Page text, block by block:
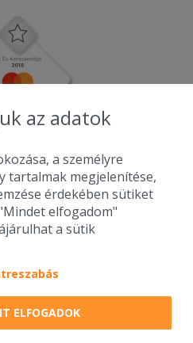
- Diston-line Kft.
kedvező áron, egy helyen az összes
étterem ajánlata.
az adatok
a személyre
tartalmak megjelenítése,
érdekében sütiket
elfogadom"
a sütik
ELFOGADOK